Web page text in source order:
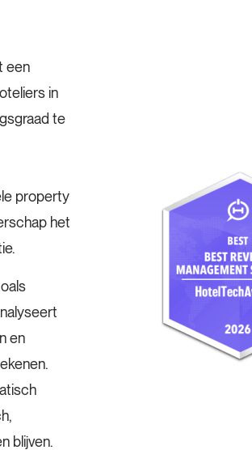
een
in
te
property
het
en
blijven.